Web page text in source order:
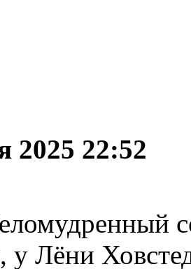
2025 22:52
Лёни